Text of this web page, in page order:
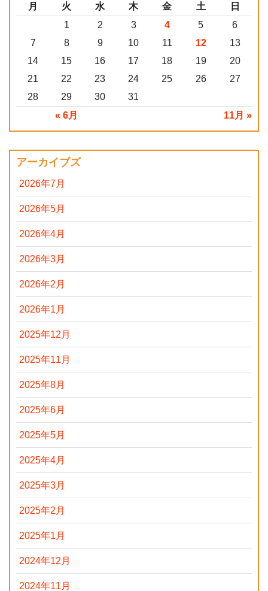
月
火 水 木 金 土 日
« 6月 11月 »
1 2 3 4 5
6
7
8 9 10 11 12
13
14
15 16 17 18 19
20
21
22 23 24 25 26
27
28
29 30 31
アーカイブズ
2026年7月
2026年5月
2026年4月
2026年3月
2026年2月
2026年1月
2025年12月
2025年11月
2025年8月
2025年6月
2025年5月
2025年4月
2025年3月
2025年2月
2025年1月
2024年12月
2024年11月